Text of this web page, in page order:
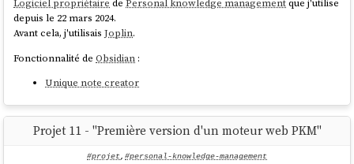
Logiciel propriétaire dePersonal knowledge managementque j'utilise
depuis le 22 mars 2024.
Avant cela, j'utilisaisJoplin.
Fonctionnalité deObsidian :
Unique note creator
Projet 11 - "Première version d'un moteur web PKM"
#projet, #personal-knowledge-management